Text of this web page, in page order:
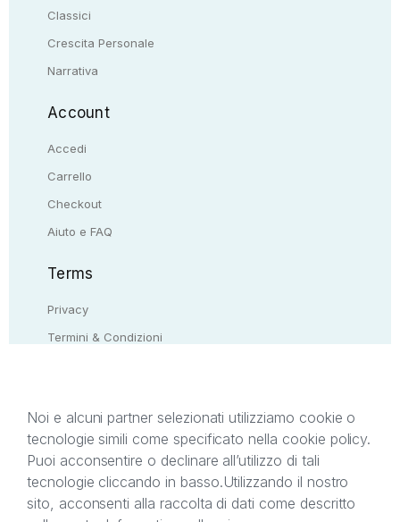
Classici
Crescita Personale
Narrativa
Account
Accedi
Carrello
Checkout
Aiuto e FAQ
Terms
Privacy
Termini & Condizioni
Il presente sito web è di proprietà di StreetLib S.r.l.
C.F. e P.IVA 05338720963. StreetLib S.r.l. è
titolare di tutti i diritti di proprietà intellettuale
afferenti ai marchi, loghi e segni distintivi presenti
Noi e alcuni partner selezionati utilizziamo cookie o
tecnologie simili come specificato nella cookie policy.
Puoi acconsentire o declinare all’utilizzo di tali
tecnologie cliccando in basso.Utilizzando il nostro
sito, acconsenti alla raccolta di dati come descritto